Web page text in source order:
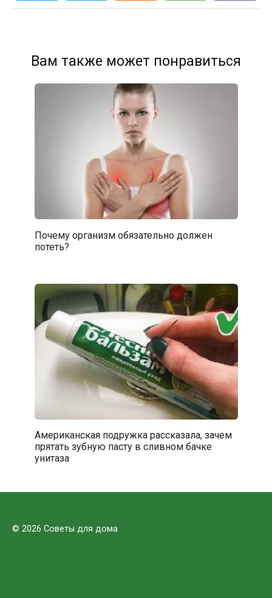
Вам также может понравиться
Почему организм обязательно должен
потеть?
Американская подружка рассказала, зачем
прятать зубную пасту в сливном бачке
унитаза
© 2026 Советы для дома